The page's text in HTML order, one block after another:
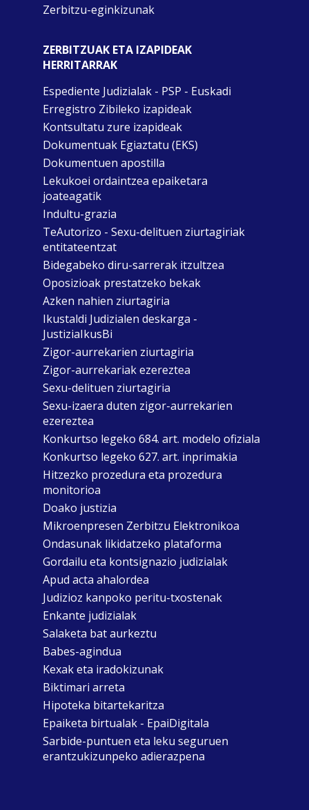
Zerbitzu-eginkizunak
ZERBITZUAK ETA IZAPIDEAK
HERRITARRAK
Espediente Judizialak - PSP - Euskadi
Erregistro Zibileko izapideak
Kontsultatu zure izapideak
Dokumentuak Egiaztatu (EKS)
Dokumentuen apostilla
Lekukoei ordaintzea epaiketara
joateagatik
Indultu-grazia
TeAutorizo - Sexu-delituen ziurtagiriak
entitateentzat
Bidegabeko diru-sarrerak itzultzea
Oposizioak prestatzeko bekak
Azken nahien ziurtagiria
Ikustaldi Judizialen deskarga -
JustiziaIkusBi
Zigor-aurrekarien ziurtagiria
Zigor-aurrekariak ezereztea
Sexu-delituen ziurtagiria
Sexu-izaera duten zigor-aurrekarien
ezereztea
Konkurtso legeko 684. art. modelo ofiziala
Konkurtso legeko 627. art. inprimakia
Hitzezko prozedura eta prozedura
monitorioa
Doako justizia
Mikroenpresen Zerbitzu Elektronikoa
Ondasunak likidatzeko plataforma
Gordailu eta kontsignazio judizialak
Apud acta ahalordea
Judizioz kanpoko peritu-txostenak
Enkante judizialak
Salaketa bat aurkeztu
Babes-agindua
Kexak eta iradokizunak
Biktimari arreta
Hipoteka bitartekaritza
Epaiketa birtualak - EpaiDigitala
Sarbide-puntuen eta leku seguruen
erantzukizunpeko adierazpena